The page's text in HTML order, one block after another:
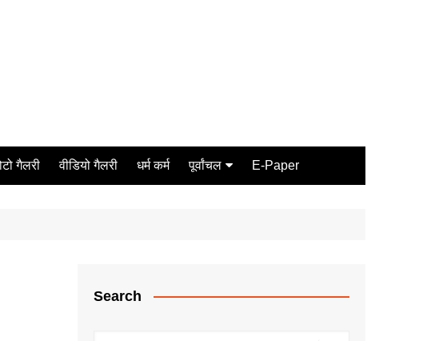
गैलरी वीडियो गैलरी धर्म कर्म पूर्वांचल E-Paper
Search